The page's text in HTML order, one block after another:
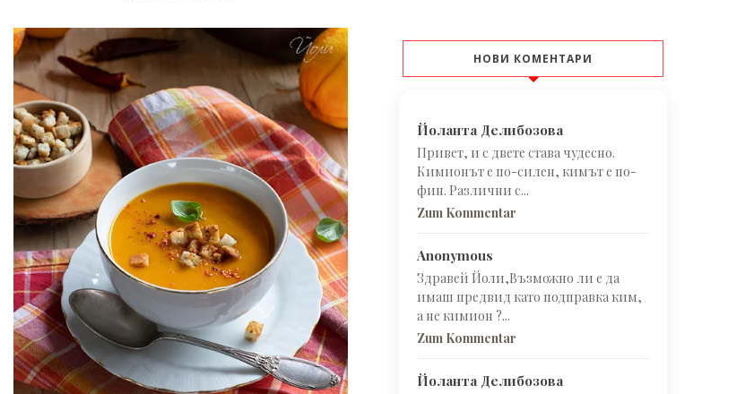
НОВИ КОМЕНТАРИ
Йоланта Делибозова
Привет, и с двете става чудесно.
Кимионът е по-силен, кимът е по-
фин. Различни с...
Zum Kommentar
Anonymous
Здравей Йоли,Възможно ли е да
имаш предвид като подправка ким,
а не кимион ?...
Zum Kommentar
Йоланта Делибозова